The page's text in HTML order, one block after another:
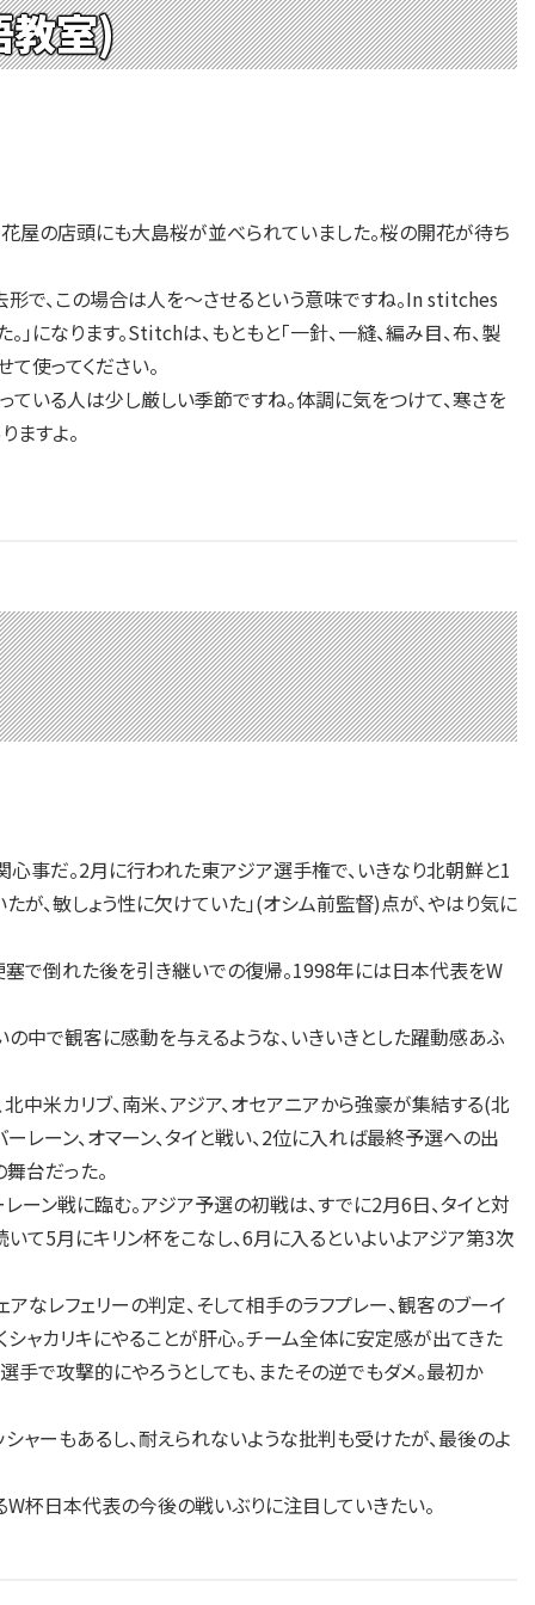
室)
屋の店頭にも大島桜が並べられていました。桜の開花が待ち
で、この場合は人を～させるという意味ですね。In stitches
になります。Stitchは、もともと「一針、一縫、編み目、布、製
使ってください。
いる人は少し厳しい季節ですね。体調に気をつけて、寒さを
ますよ。
事だ。2月に行われた東アジア選手権で、いきなり北朝鮮と1
が、敏しょう性に欠けていた」(オシム前監督)点が、やはり気に
で倒れた後を引き継いでの復帰。1998年には日本代表をW
中で観客に感動を与えるような、いきいきとした躍動感あふ
米カリブ、南米、アジア、オセアニアから強豪が集結する(北
レーン、オマーン、タイと戦い、2位に入れば最終予選への出
台だった。
ン戦に臨む。アジア予選の初戦は、すでに2月6日、タイと対
て5月にキリン杯をこなし、6月に入るといよいよアジア第3次
レフェリーの判定、そして相手のラフプレー、観客のブーイ
ャカリキにやることが肝心。チーム全体に安定感が出てきた
で攻撃的にやろうとしても、またその逆でもダメ。最初か
ャーもあるし、耐えられないような批判も受けたが、最後のよ
杯日本代表の今後の戦いぶりに注目していきたい。